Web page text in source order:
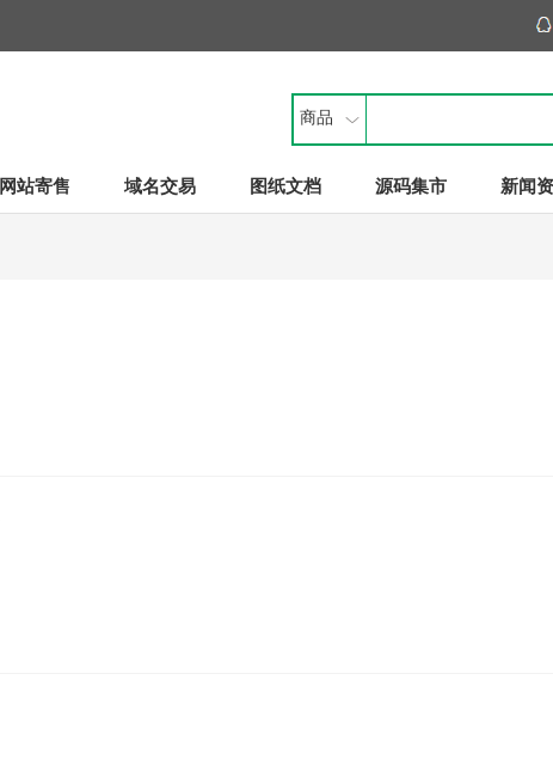
商品
网站寄售 域名交易 图纸文档 源码集市 新闻